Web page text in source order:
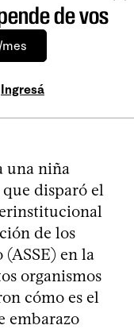
de vos
Ingresá
una niña
que disparó el
de los
en la
organismos
cómo es el
embarazo